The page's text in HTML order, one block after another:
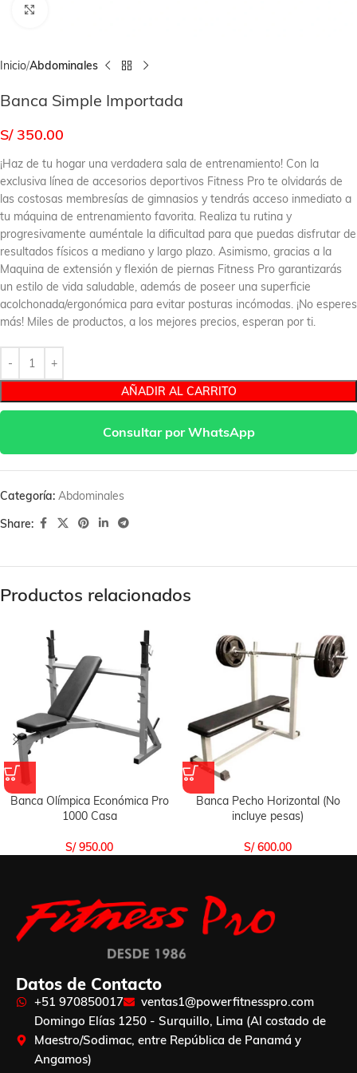
Inicio Abdominales
Banca Simple Importada
S/350.00
¡Haz de tu hogar una verdadera sala de entrenamiento! Con la
exclusiva línea de accesorios deportivos Fitness Pro te olvidarás de
las costosas membresías de gimnasios y tendrás acceso inmediato a
tu máquina de entrenamiento favorita. Realiza tu rutina y
progresivamente auméntale la dificultad para que puedas disfrutar de
resultados físicos a mediano y largo plazo. Asimismo, gracias a la
Maquina de extensión y flexión de piernas Fitness Pro garantizarás
un estilo de vida saludable, además de poseer una superficie
acolchonada/ergonómica para evitar posturas incómodas. ¡No esperes
más! Miles de productos, a los mejores precios, esperan por ti.
AÑADIR AL CARRITO
Consultar por WhatsApp
Categoría: Abdominales
Share:
Productos relacionados
Banca Olímpica Económica Pro
1000 Casa
S/950.00
Banca Pecho Horizontal (No
incluye pesas)
S/600.00
Datos de Contacto
+51 970850017
ventas1@powerfitnesspro.com
Domingo Elías 1250 - Surquillo, Lima (Al costado de
Maestro/Sodimac, entre República de Panamá y
Angamos)